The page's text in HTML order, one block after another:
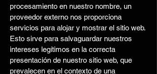
procesamiento en nuestro nombre, un
proveedor externo nos proporciona
servicios para alojar y mostrar el sitio web.
Esto sirve para salvaguardar nuestros
intereses legítimos en la correcta
presentación de nuestro sitio web, que
prevalecen en el contexto de una